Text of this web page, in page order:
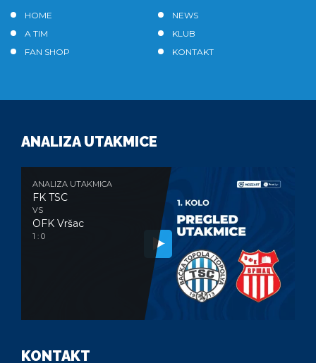
HOME
NEWS
A TIM
KLUB
FAN SHOP
KONTAKT
ANALIZA UTAKMICE
ANALIZA UTAKMICA
FK TSC
VS
OFK Vršac
1 : 0
KONTAKT